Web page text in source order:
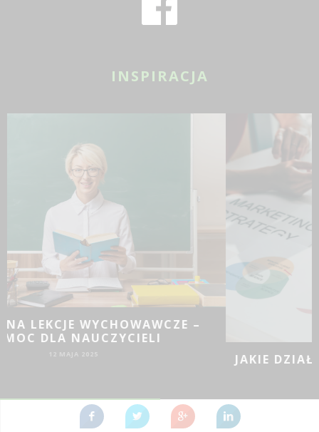
INSPIRACJA
JAKIE DZIAŁANIA PROMOCYJNE SPRAWDZĄ
REKLAMA